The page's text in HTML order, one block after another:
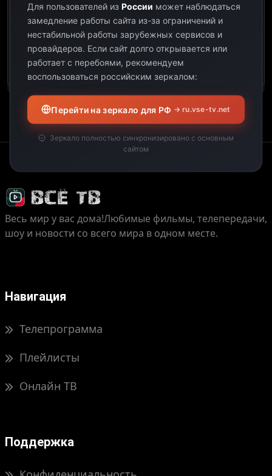
К сожалению, этот
телеканал не
предоставил свою
программу передач на
выбранную дату.
Весь мир у вас дома!Любимые фильмы, телепередачи,
шоу и новости со всего мира в одном месте.
Навигация
Телепрограмма
Плейлисты
Онлайн ТВ
Поддержка
Для пользователей из России может наблюдаться
замедление работы сайта из-за ограничений и
нестабильной работы зарубежных сервисов и
провайдеров. Если сайт долго открывается или
работает с перебоями, рекомендуем
воспользоваться российским зеркалом:
Перейти на зеркало для РФ → ru.vse-tv.net
Зеркало полностью синхронизировано с основным
сайтом